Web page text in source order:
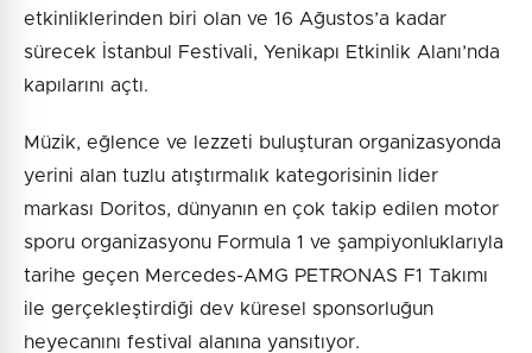
etkinliklerinden biri olan ve 16 Ağustos’a kadar
sürecek İstanbul Festivali, Yenikapı Etkinlik Alanı’nda
kapılarını açtı.
Müzik, eğlence ve lezzeti buluşturan organizasyonda
yerini alan tuzlu atıştırmalık kategorisinin lider
markası Doritos, dünyanın en çok takip edilen motor
sporu organizasyonu Formula 1 ve şampiyonluklarıyla
tarihe geçen Mercedes-AMG PETRONAS F1 Takımı
ile gerçekleştirdiği dev küresel sponsorluğun
heyecanını festival alanına yansıtıyor.